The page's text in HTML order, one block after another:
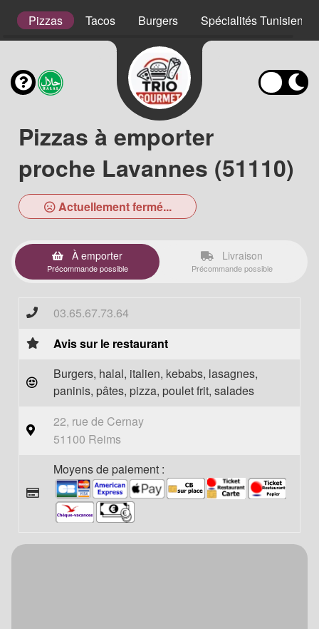
Pizzas Tacos Burgers Spécialités
Pizzas à emporter
proche Lavannes (51110)
Actuellement fermé...
À emporter
Précommande possible
Livraison
Précommande possible
03.65.67.73.64
Avis sur le restaurant
Burgers, halal, italien, kebabs, lasagnes,
paninis, pâtes, pizza, poulet frit, salades
22, rue de Cernay
51100 Reims
Moyens de paiement :